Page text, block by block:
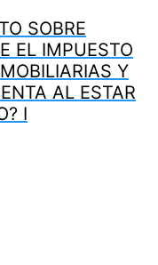
SOBRE
EL IMPUESTO
Y
AL ESTAR
I